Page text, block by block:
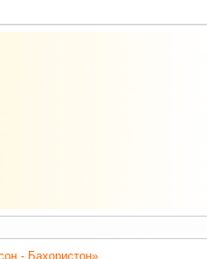
- Баҳористон».